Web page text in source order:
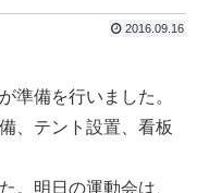
2016.09.16
準備を行いました。
、テント設置、看板
。明日の運動会は、